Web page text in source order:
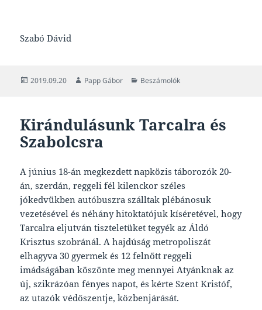
Szabó Dávid
Közzétéve
2019.09.20 Szerző
Papp Gábor Kategória
Beszámolók
Kirándulásunk Tarcalra és
Szabolcsra
A június 18-án megkezdett napközis táborozók 20-
án, szerdán, reggeli fél kilenckor széles
jókedvükben autóbuszra szálltak plébánosuk
vezetésével és néhány hitoktatójuk kíséretével, hogy
Tarcalra eljutván tiszteletüket tegyék az Áldó
Krisztus szobránál. A hajdúság metropoliszát
elhagyva 30 gyermek és 12 felnőtt reggeli
imádságában köszönte meg mennyei Atyánknak az
új, szikrázóan fényes napot, és kérte Szent Kristóf,
az utazók védőszentje, közbenjárását.